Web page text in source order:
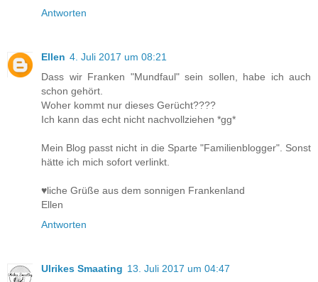
Antworten
Ellen 4. Juli 2017 um 08:21
Dass wir Franken "Mundfaul" sein sollen, habe ich auch
schon gehört.
Woher kommt nur dieses Gerücht????
Ich kann das echt nicht nachvollziehen *gg*
Mein Blog passt nicht in die Sparte "Familienblogger". Sonst
hätte ich mich sofort verlinkt.
♥liche Grüße aus dem sonnigen Frankenland
Ellen
Antworten
Ulrikes Smaating 13. Juli 2017 um 04:47